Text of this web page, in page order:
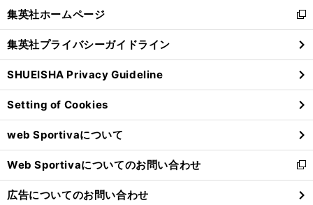
】
。
閉
る
集英社ホームページ
新
し
い
ウ
ィ
ン
ド
ウ
で
開
く
集英社プライバシーガイドライン
SHUEISHA Privacy Guideline
Setting of Cookies
web Sportivaについて
Web Sportivaについてのお問い合わせ
新
し
い
広告についてのお問い合わせ